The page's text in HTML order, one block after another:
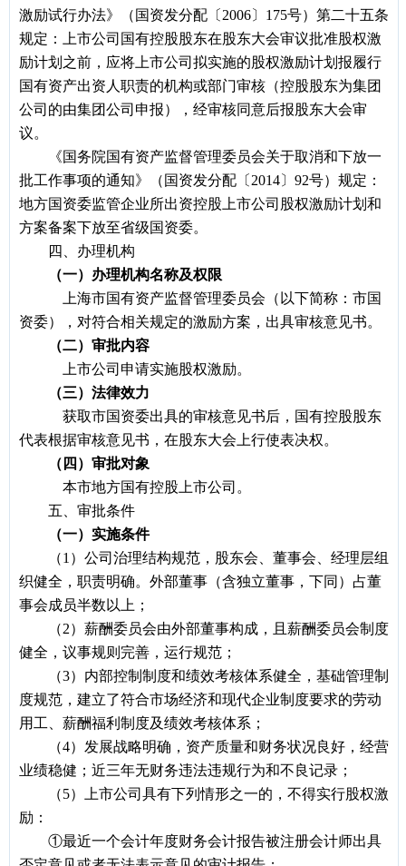
激励试行办法》（国资发分配〔2006〕175号）第二十五条
规定：上市公司国有控股股东在股东大会审议批准股权激
励计划之前，应将上市公司拟实施的股权激励计划报履行
国有资产出资人职责的机构或部门审核（控股股东为集团
公司的由集团公司申报），经审核同意后报股东大会审
议。
《国务院国有资产监督管理委员会关于取消和下放一
批工作事项的通知》（国资发分配〔2014〕92号）规定：
地方国资委监管企业所出资控股上市公司股权激励计划和
方案备案下放至省级国资委。
四、办理机构
（一）办理机构名称及权限
上海市国有资产监督管理委员会（以下简称：市国
资委），对符合相关规定的激励方案，出具审核意见书。
（二）审批内容
上市公司申请实施股权激励。
（三）法律效力
获取市国资委出具的审核意见书后，国有控股股东
代表根据审核意见书，在股东大会上行使表决权。
（四）审批对象
本市地方国有控股上市公司。
五、审批条件
（一）实施条件
（1）公司治理结构规范，股东会、董事会、经理层组
织健全，职责明确。外部董事（含独立董事，下同）占董
事会成员半数以上；
（2）薪酬委员会由外部董事构成，且薪酬委员会制度
健全，议事规则完善，运行规范；
（3）内部控制制度和绩效考核体系健全，基础管理制
度规范，建立了符合市场经济和现代企业制度要求的劳动
用工、薪酬福利制度及绩效考核体系；
（4）发展战略明确，资产质量和财务状况良好，经营
业绩稳健；近三年无财务违法违规行为和不良记录；
（5）上市公司具有下列情形之一的，不得实行股权激
励：
①最近一个会计年度财务会计报告被注册会计师出具